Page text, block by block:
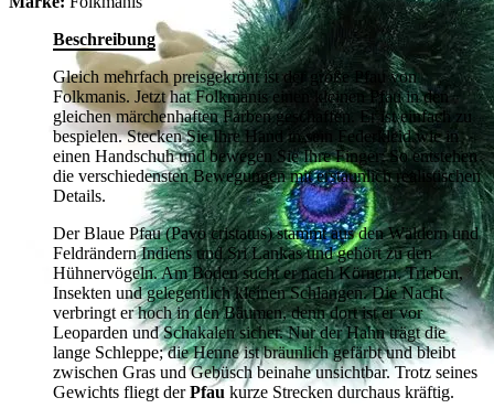
Beschreibung
Gleich mehrfach preisgekrönt ist der große Pfau von
Folkmanis. Jetzt hat Folkmanis einen kleinen Pfau in den
gleichen märchenhaften Farben geschaffen. Er ist einfach zu
bespielen. Stecken Sie Ihre Hand in sein Federkleid wie in
einen Handschuh und bewegen Sie Ihre Finger: So entstehen
die verschiedensten Bewegungen mit erstaunlich realistischen
Details.
Der Blaue Pfau (Pavo cristatus) stammt aus den Wäldern und
Feldrändern Indiens und Sri Lankas und gehört zu den
Hühnervögeln. Am Boden sucht er nach Körnern, Trieben,
Insekten und gelegentlich kleinen Schlangen. Die Nacht
verbringt er hoch in den Bäumen, denn dort ist er vor
Leoparden und Schakalen sicher. Nur der Hahn trägt die
lange Schleppe; die Henne ist bräunlich gefärbt und bleibt
zwischen Gras und Gebüsch beinahe unsichtbar. Trotz seines
Gewichts fliegt derPfau kurze Strecken durchaus kräftig.